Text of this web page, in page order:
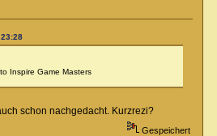
Inspire Game Masters
schon nachgedacht. Kurzrezi?
Gespeichert